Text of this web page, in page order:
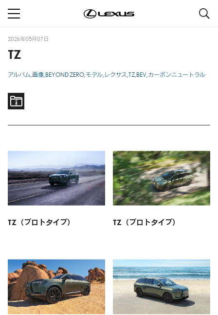
2026年05月07日
TZ
アルバム 画像 BEYOND ZERO モデル レクサス TZ BEV カーボンニュートラル
TZ（プロトタイプ） TZ（プロトタイプ）